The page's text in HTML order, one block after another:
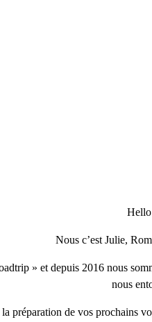
Nous c’est Julie,
» et depuis 2016 nous
nous
préparation de vos prochains